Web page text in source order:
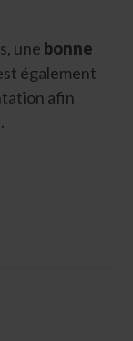
une bonne
également
afin